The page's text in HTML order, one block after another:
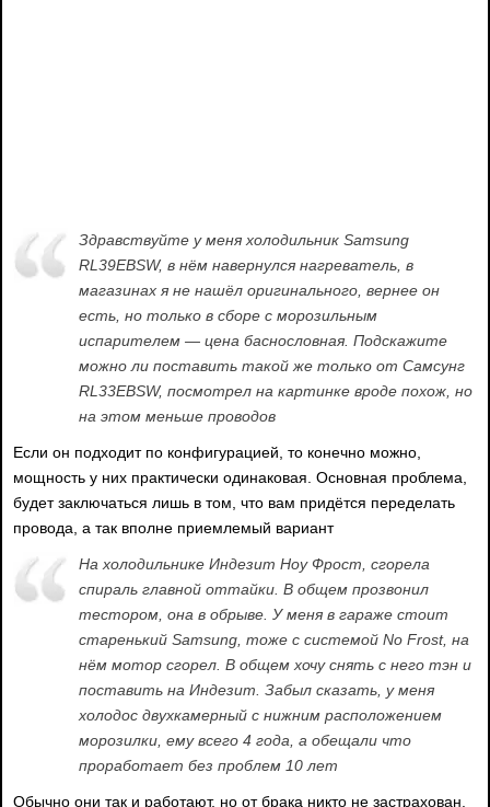
Здравствуйте у меня холодильник Samsung
RL39EBSW, в нём навернулся нагреватель, в
магазинах я не нашёл оригинального, вернее он
есть, но только в сборе с морозильным
испарителем — цена баснословная. Подскажите
можно ли поставить такой же только от Самсунг
RL33EBSW, посмотрел на картинке вроде похож, но
на этом меньше проводов
Если он подходит по конфигурацией, то конечно можно,
мощность у них практически одинаковая. Основная проблема,
будет заключаться лишь в том, что вам придётся переделать
провода, а так вполне приемлемый вариант
На холодильнике Индезит Ноу Фрост, сгорела
спираль главной оттайки. В общем прозвонил
тестором, она в обрыве. У меня в гараже стоит
старенький Samsung, тоже с системой No Frost, на
нём мотор сгорел. В общем хочу снять с него тэн и
поставить на Индезит. Забыл сказать, у меня
холодос двухкамерный с нижним расположением
морозилки, ему всего 4 года, а обещали что
проработает без проблем 10 лет
Обычно они так и работают, но от брака никто не застрахован.